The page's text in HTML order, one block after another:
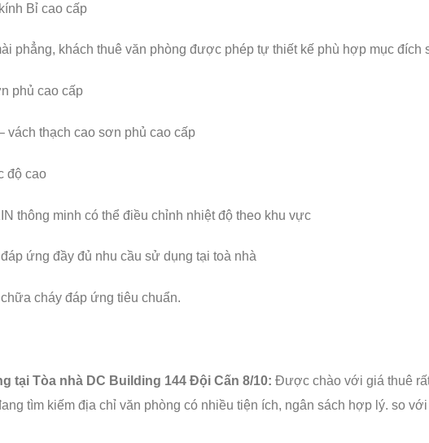
Bỉ cao cấp
phẳng, khách thuê văn phòng được phép tự thiết kế phù hợp mục đích
phủ cao cấp
vách thạch cao sơn phủ cao cấp
độ cao
thông minh có thể điều chỉnh nhiệt độ theo khu vực
ứng đầy đủ nhu cầu sử dụng tại toà nhà
cháy đáp ứng tiêu chuẩn.
tại Tòa nhà DC Building 144 Đội Cấn 8/10: Được chào với giá thuê
tìm kiếm địa chỉ văn phòng có nhiều tiện ích, ngân sách hợp lý. so